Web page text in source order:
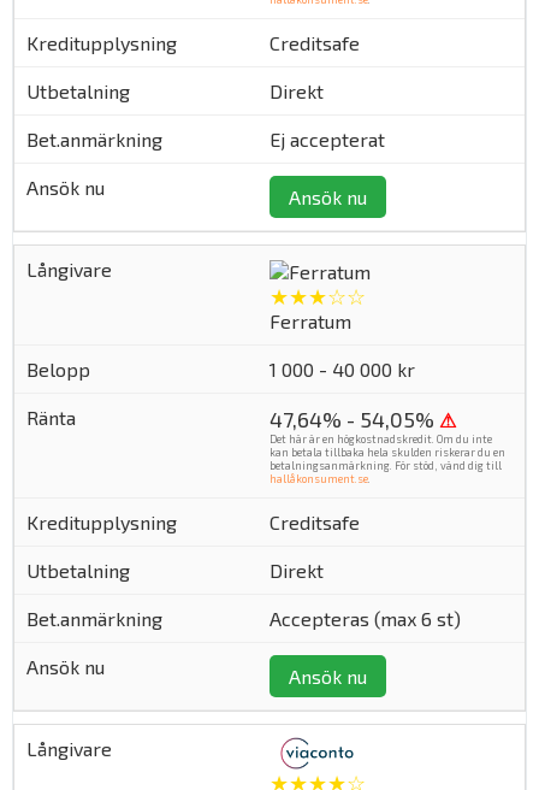
Creditsafe
Direkt
Ej accepterat
Ansök nu
★★★☆☆
Ferratum
1 000 - 40 000 kr
47,64% - 54,05% ⚠
Det här är en högkostnadskredit. Om du inte
kan betala tillbaka hela skulden riskerar du en
betalningsanmärkning. För stöd, vänd dig till
hallåkonsument.se.
Creditsafe
Direkt
Accepteras (max 6 st)
Ansök nu
★★★★☆